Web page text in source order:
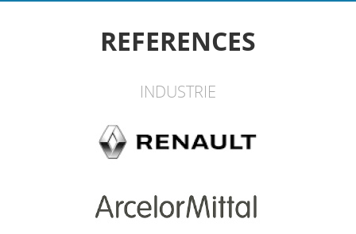
REFERENCES
INDUSTRIE